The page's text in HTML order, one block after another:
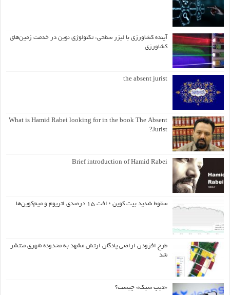
آینده کشاورزی با لیزر سطحی: تکنولوژی نوین در خدمت زمین‌های
کشاورزی
the absent jurist
What is Hamid Rabei looking for in the book The Absent
Jurist?
Brief introduction of Hamid Rabei
سقوط شدید بیت کوین ؛ افت ۱۵ درصدی اتریوم و میم‌کوین‌ها
طرح افزودن اراضی پادگان ارتش مشهد به محدوده شهری منتشر
شد
«دیپ سیک» چیست؟